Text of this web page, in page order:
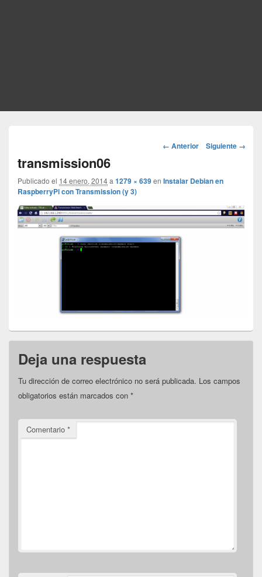
Navegador
← Anterior Siguiente →
transmission06
Publicado el 14 enero, 2014a 1279 × 639en Instalar Debian en
RaspberryPi con Transmission (y 3)
Deja una respuesta
Tu dirección de correo electrónico no será publicada. Los campos
obligatorios están marcados con *
Comentario *